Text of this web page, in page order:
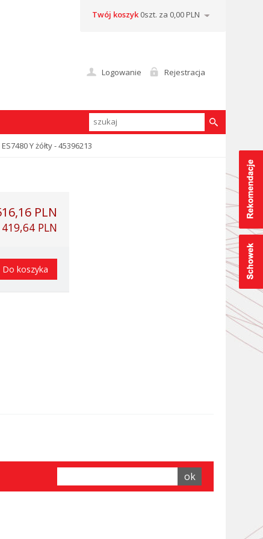
Logowanie Rejestracja
Twój koszyk 0szt. za 0,00 PLN
Y żółty - 45396213
PLN
419,64 PLN
Do koszyka